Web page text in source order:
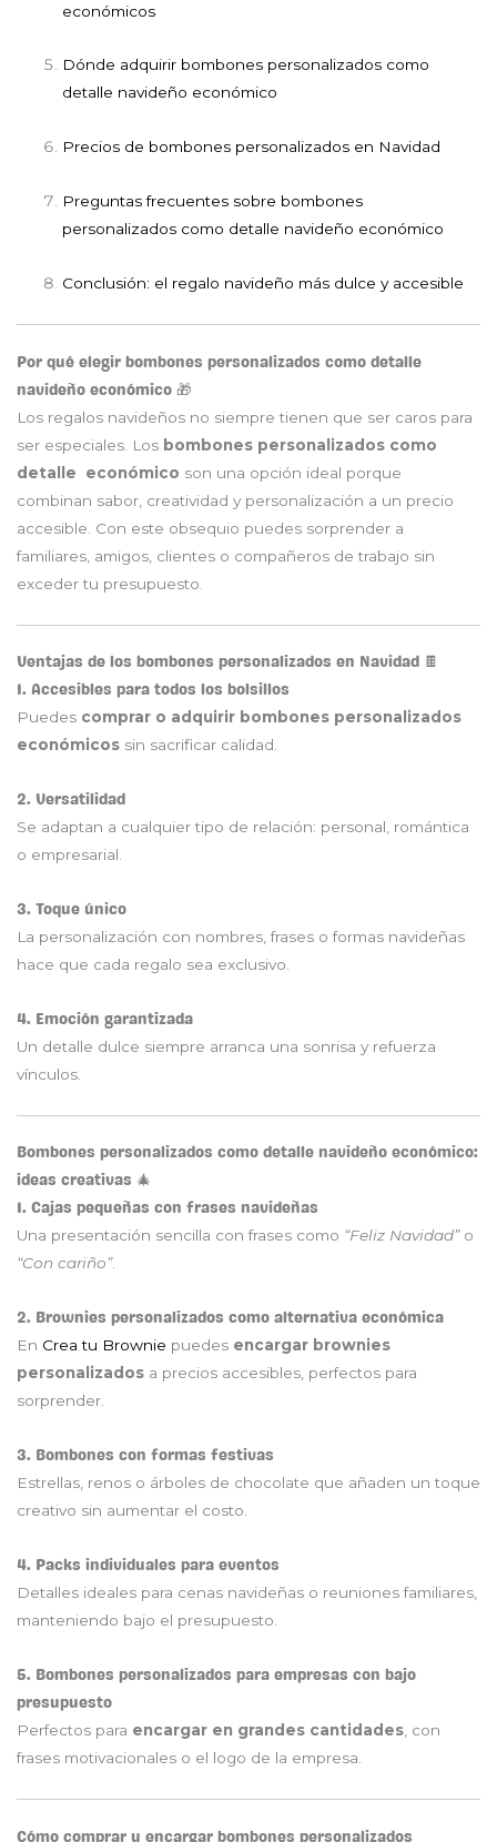
económicos
Dónde adquirir bombones personalizados como
detalle navideño económico
Precios de bombones personalizados en Navidad
Preguntas frecuentes sobre bombones
personalizados como detalle navideño económico
Conclusión: el regalo navideño más dulce y accesible
Por qué elegir bombones personalizados como detalle
navideño económico 🎁
Los regalos navideños no siempre tienen que ser caros para
ser especiales. Los bombones personalizados como
detalle económico son una opción ideal porque
combinan sabor, creatividad y personalización a un precio
accesible. Con este obsequio puedes sorprender a
familiares, amigos, clientes o compañeros de trabajo sin
exceder tu presupuesto.
Ventajas de los bombones personalizados en Navidad 🍫
1. Accesibles para todos los bolsillos
Puedes comprar o adquirir bombones personalizados
económicos sin sacrificar calidad.
2. Versatilidad
Se adaptan a cualquier tipo de relación: personal, romántica
o empresarial.
3. Toque único
La personalización con nombres, frases o formas navideñas
hace que cada regalo sea exclusivo.
4. Emoción garantizada
Un detalle dulce siempre arranca una sonrisa y refuerza
vínculos.
Bombones personalizados como detalle navideño económico:
ideas creativas 🎄
1. Cajas pequeñas con frases navideñas
Una presentación sencilla con frases como “Feliz Navidad”o
“Con cariño”.
2. Brownies personalizados como alternativa económica
En Crea tu Brownie puedes encargar brownies
personalizados a precios accesibles, perfectos para
sorprender.
3. Bombones con formas festivas
Estrellas, renos o árboles de chocolate que añaden un toque
creativo sin aumentar el costo.
4. Packs individuales para eventos
Detalles ideales para cenas navideñas o reuniones familiares,
manteniendo bajo el presupuesto.
5. Bombones personalizados para empresas con bajo
presupuesto
Perfectos para encargar en grandes cantidades , con
frases motivacionales o el logo de la empresa.
Cómo comprar y encargar bombones personalizados